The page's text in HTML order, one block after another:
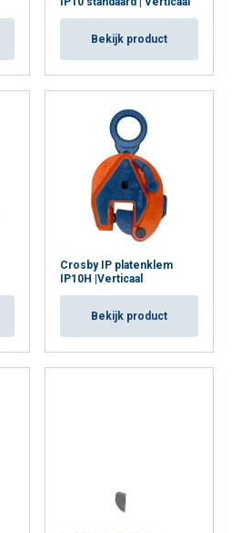
Bekijk product
Crosby IP platenklem
IP10H |Verticaal
Bekijk product